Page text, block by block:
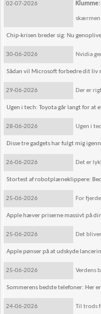
02-07-2026 Klumme:
skærmen
Chip-krisen breder sig: Nu
30-06-2026 Nvidia
Sådan vil Microsoft forbedre dit liv
29-06-2026 Der er
Ugen i tech: Toyota går langt for at
28-06-2026 Ugen i
Disse tre gadgets har fulgt mig
26-06-2026 Det er
Stortest af robotplæneklippere:
25-06-2026 For
Apple hæver priserne massivt på
25-06-2026 Det
Apple pønser på at udskyde
25-06-2026 Verdens
Sommerens bedste telefoner: Her
24-06-2026 Til trods